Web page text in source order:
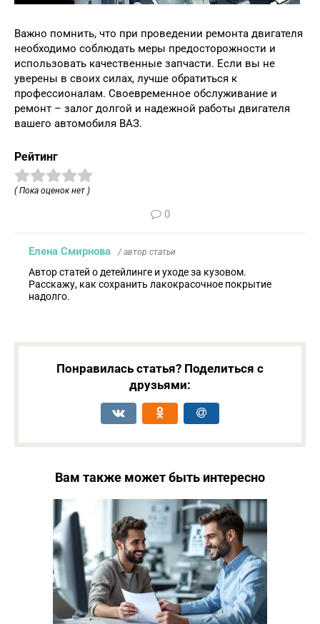
Важно помнить, что при проведении ремонта двигателя
необходимо соблюдать меры предосторожности и
использовать качественные запчасти. Если вы не
уверены в своих силах, лучше обратиться к
профессионалам. Своевременное обслуживание и
ремонт – залог долгой и надежной работы двигателя
вашего автомобиля ВАЗ.
Рейтинг
( Пока оценок нет )
0
Елена Смирнова / автор статьи
Автор статей о детейлинге и уходе за кузовом.
Расскажу, как сохранить лакокрасочное покрытие
надолго.
Понравилась статья? Поделиться с
друзьями:
Вам также может быть интересно